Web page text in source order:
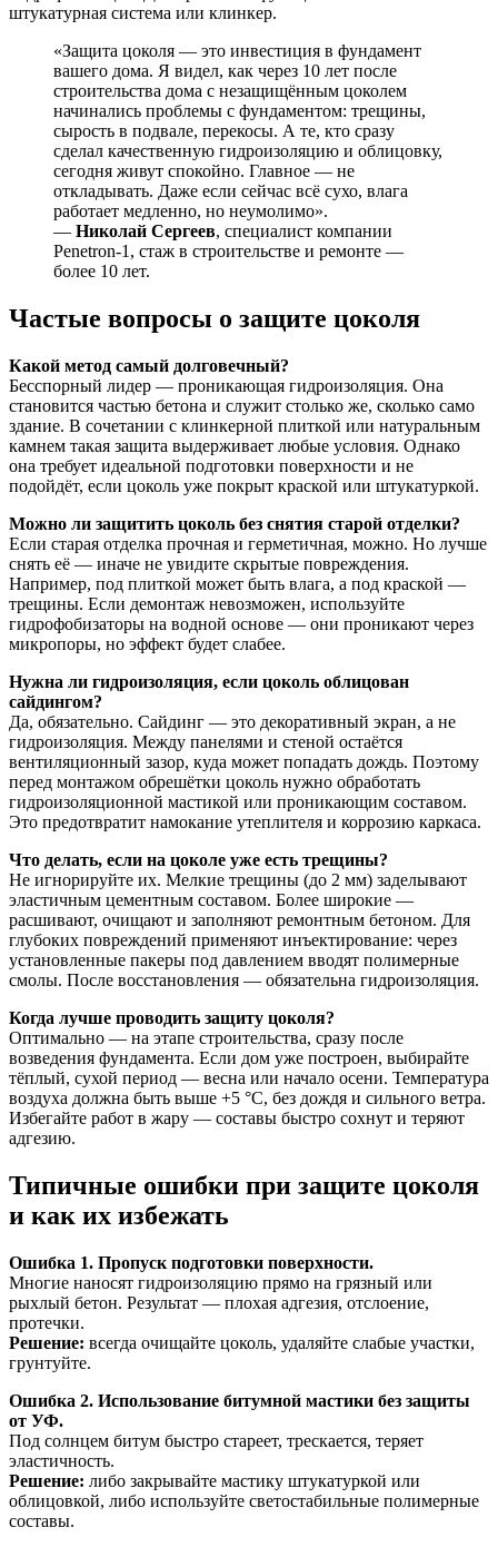
штукатурная система или клинкер.
«Защита цоколя — это инвестиция в фундамент
вашего дома. Я видел, как через 10 лет после
строительства дома с незащищённым цоколем
начинались проблемы с фундаментом: трещины,
сырость в подвале, перекосы. А те, кто сразу
сделал качественную гидроизоляцию и облицовку,
сегодня живут спокойно. Главное — не
откладывать. Даже если сейчас всё сухо, влага
работает медленно, но неумолимо».
— Николай Сергеев, специалист компании
Penetron-1, стаж в строительстве и ремонте —
более 10 лет.
Частые вопросы о защите цоколя
Какой метод самый долговечный?
Бесспорный лидер — проникающая гидроизоляция. Она
становится частью бетона и служит столько же, сколько само
здание. В сочетании с клинкерной плиткой или натуральным
камнем такая защита выдерживает любые условия. Однако
она требует идеальной подготовки поверхности и не
подойдёт, если цоколь уже покрыт краской или штукатуркой.
Можно ли защитить цоколь без снятия старой отделки?
Если старая отделка прочная и герметичная, можно. Но лучше
снять её — иначе не увидите скрытые повреждения.
Например, под плиткой может быть влага, а под краской —
трещины. Если демонтаж невозможен, используйте
гидрофобизаторы на водной основе — они проникают через
микропоры, но эффект будет слабее.
Нужна ли гидроизоляция, если цоколь облицован
сайдингом?
Да, обязательно. Сайдинг — это декоративный экран, а не
гидроизоляция. Между панелями и стеной остаётся
вентиляционный зазор, куда может попадать дождь. Поэтому
перед монтажом обрешётки цоколь нужно обработать
гидроизоляционной мастикой или проникающим составом.
Это предотвратит намокание утеплителя и коррозию каркаса.
Что делать, если на цоколе уже есть трещины?
Не игнорируйте их. Мелкие трещины (до 2 мм) заделывают
эластичным цементным составом. Более широкие —
расшивают, очищают и заполняют ремонтным бетоном. Для
глубоких повреждений применяют инъектирование: через
установленные пакеры под давлением вводят полимерные
смолы. После восстановления — обязательна гидроизоляция.
Когда лучше проводить защиту цоколя?
Оптимально — на этапе строительства, сразу после
возведения фундамента. Если дом уже построен, выбирайте
тёплый, сухой период — весна или начало осени. Температура
воздуха должна быть выше +5 °C, без дождя и сильного ветра.
Избегайте работ в жару — составы быстро сохнут и теряют
адгезию.
Типичные ошибки при защите цоколя
и как их избежать
Ошибка 1. Пропуск подготовки поверхности.
Многие наносят гидроизоляцию прямо на грязный или
рыхлый бетон. Результат — плохая адгезия, отслоение,
протечки.
Решение: всегда очищайте цоколь, удаляйте слабые участки,
грунтуйте.
Ошибка 2. Использование битумной мастики без защиты
от УФ.
Под солнцем битум быстро стареет, трескается, теряет
эластичность.
Решение: либо закрывайте мастику штукатуркой или
облицовкой, либо используйте светостабильные полимерные
составы.